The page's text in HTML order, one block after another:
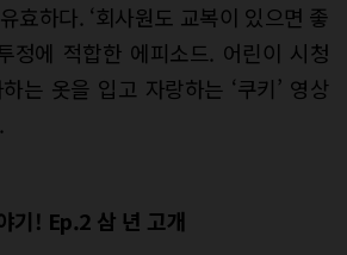
효하다. ‘회사원도 교복이 있으면 좋
정에 적합한 에피소드. 어린이 시청
는 옷을 입고 자랑하는 ‘쿠키’ 영상
기! Ep.2 삼 년 고개